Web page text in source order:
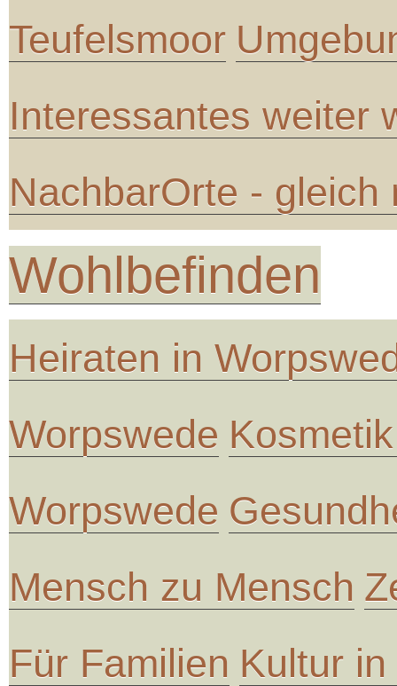
Teufelsmoor
Interessantes weiter
NachbarOrte - gleich
Wohlbefinden
Heiraten in
Worpswede
Worpswede
Mensch zu Mensch
Für Familien Kultur